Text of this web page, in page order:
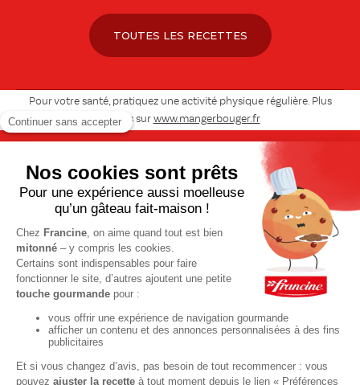
TOUTES LES RECETTES
Pour votre santé, pratiquez une activité physique régulière. Plus
d’infos sur www.mangerbouger.fr